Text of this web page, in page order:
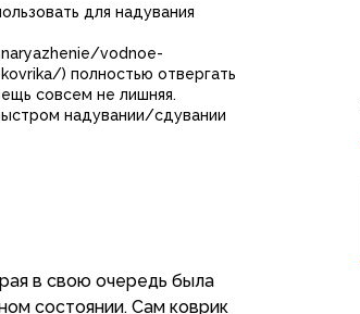
маленьким патрубком
(22 мм), чтобы удобно
то уж лучше купить
просто ртом,
но лучше чем просто на
на ветер.
просто к пенке
для надувания
vodnoe-
) полностью отвергать
совсем не лишняя.
надувании/сдувании
в свою очередь была
состоянии. Сам коврик